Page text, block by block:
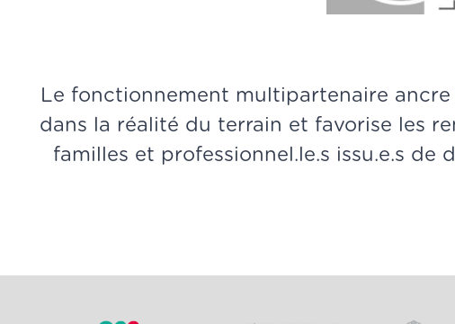
Le fonctionnement multipartenaire
dans la réalité du terrain et favorise les
familles et professionnel.le.s issu.e.s de